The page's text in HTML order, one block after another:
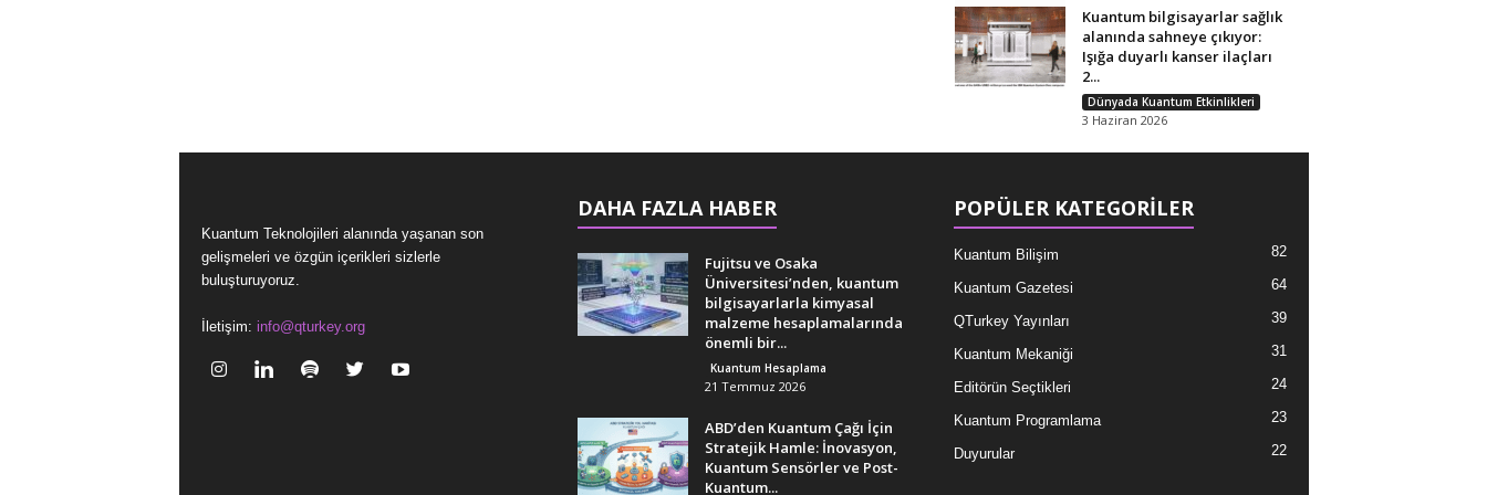
Kuantum bilgisayarlar sağlık
alanında sahneye çıkıyor:
Işığa duyarlı kanser ilaçları
2...
Dünyada Kuantum Etkinlikleri
3 Haziran 2026
Kuantum Teknolojileri alanında yaşanan son
gelişmeleri ve özgün içerikleri sizlerle
buluşturuyoruz.
İletişim: info@qturkey.org
DAHA FAZLA HABER
Fujitsu ve Osaka
Üniversitesi’nden, kuantum
bilgisayarlarla kimyasal
malzeme hesaplamalarında
önemli bir...
Kuantum Hesaplama
21 Temmuz 2026
ABD’den Kuantum Çağı İçin
Stratejik Hamle: İnovasyon,
Kuantum Sensörler ve Post-
Kuantum...
POPÜLER KATEGORİLER
Kuantum Bilişim 82
Kuantum Gazetesi 64
QTurkey Yayınları 39
Kuantum Mekaniği 31
Editörün Seçtikleri 24
Kuantum Programlama 23
Duyurular 22